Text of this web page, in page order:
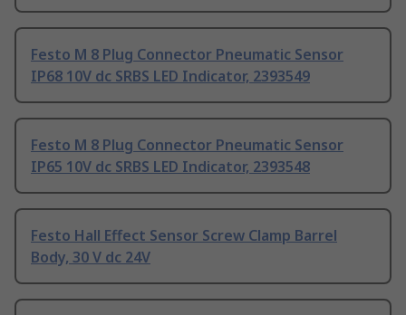
Festo M 8 Plug Connector Pneumatic Sensor
IP68 10V dc SRBS LED Indicator, 2393549
Festo M 8 Plug Connector Pneumatic Sensor
IP65 10V dc SRBS LED Indicator, 2393548
Festo Hall Effect Sensor Screw Clamp Barrel
Body, 30 V dc 24V